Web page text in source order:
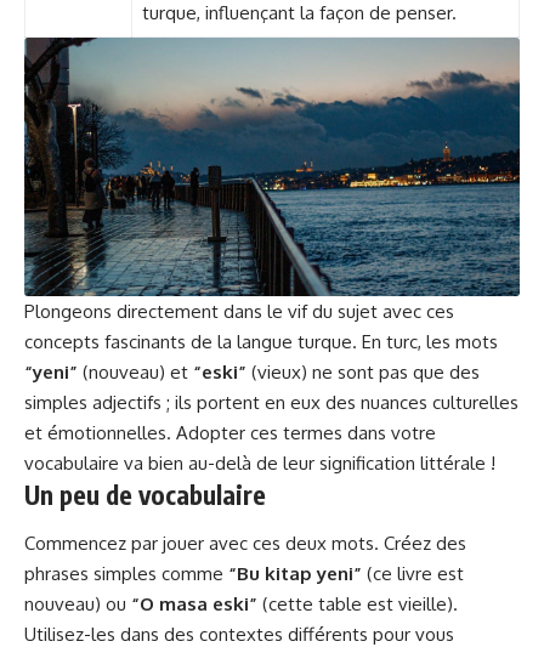
turque, influençant la façon de penser.
Plongeons directement dans le vif du sujet avec ces
concepts fascinants de la langue turque. En turc, les mots
“yeni” (nouveau) et “eski” (vieux) ne sont pas que des
simples adjectifs ; ils portent en eux des nuances culturelles
et émotionnelles. Adopter ces termes dans votre
vocabulaire va bien au-delà de leur signification littérale !
Un peu de vocabulaire
Commencez par jouer avec ces deux mots. Créez des
phrases simples comme “Bu kitap yeni” (ce livre est
nouveau) ou “O masa eski” (cette table est vieille).
Utilisez-les dans des contextes différents pour vous